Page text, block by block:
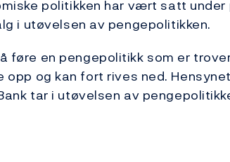
politikken har vært satt under
i utøvelsen av pengepolitikken.
føre en pengepolitikk som er
og kan fort rives ned.
tar i utøvelsen av